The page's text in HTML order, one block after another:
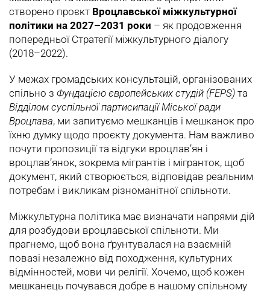
створено проєкт Вроцлавської міжкультурної
політики на 2027–2031 роки – як продовження
попередньої Стратегії міжкультурного діалогу
(2018–2022).
У межах громадських консультацій, організованих
спільно з Фундацією європейських студій (FEPS) та
Відділом суспільної партисипації Міської ради
Вроцлава, ми запитуємо мешканців і мешканок про
їхню думку щодо проєкту документа. Нам важливо
почути пропозиції та відгуки вроцлав’ян і
вроцлав’янок, зокрема мігрантів і мігранток, щоб
документ, який створюється, відповідав реальним
потребам і викликам різноманітної спільноти.
Міжкультурна політика має визначати напрями дій
для розбудови вроцлавської спільноти. Ми
прагнемо, щоб вона ґрунтувалася на взаємній
повазі незалежно від походження, культурних
відмінностей, мови чи релігії. Хочемо, щоб кожен
мешканець почувався добре в нашому спільному